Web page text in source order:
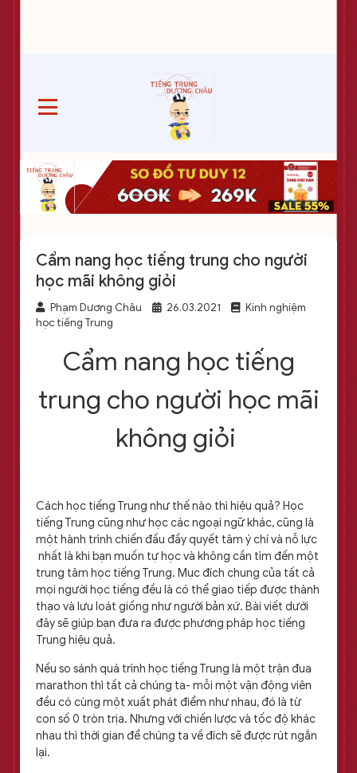
Cẩm nang học tiếng trung cho người
học mãi không giỏi
Phạm Dương Châu 26.03.2021
Kinh nghiệm
học tiếng Trung
Cẩm nang học tiếng
trung cho người học mãi
không giỏi
Cách học tiếng Trung như thế nào thì hiệu quả? Học
tiếng Trung cũng như học các ngoại ngữ khác, cũng là
một hành trình chiến đấu đầy quyết tâm ý chí và nỗ lực
nhất là khi bạn muốn tự học và không cần tìm đến một
trung tâm học tiếng Trung. Mục đích chung của tất cả
mọi người học tiếng đều là có thể giao tiếp được thành
thạo và lưu loát giống như người bản xứ. Bài viết dưới
đây sẽ giúp bạn đưa ra được phương pháp học tiếng
Trung hiệu quả.
Nếu so sánh quá trình học tiếng Trung là một trận đua
marathon thì tất cả chúng ta- mỗi một vận động viên
đều có cùng một xuất phát điểm như nhau, đó là từ
con số 0 tròn trịa. Nhưng với chiến lược và tốc độ khác
nhau thì thời gian để chúng ta về đích sẽ được rút ngắn
lại.